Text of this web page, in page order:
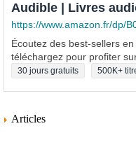
Audible | Livres
https://www.amazon.fr/dp/
Écoutez des best-sellers
téléchargez pour profiter
30 jours gratuits 500K+
Articles